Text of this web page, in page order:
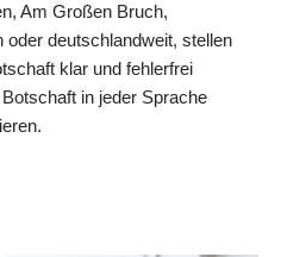
Am Großen Bruch,
oder deutschlandweit, stellen
klar und fehlerfrei
in jeder Sprache